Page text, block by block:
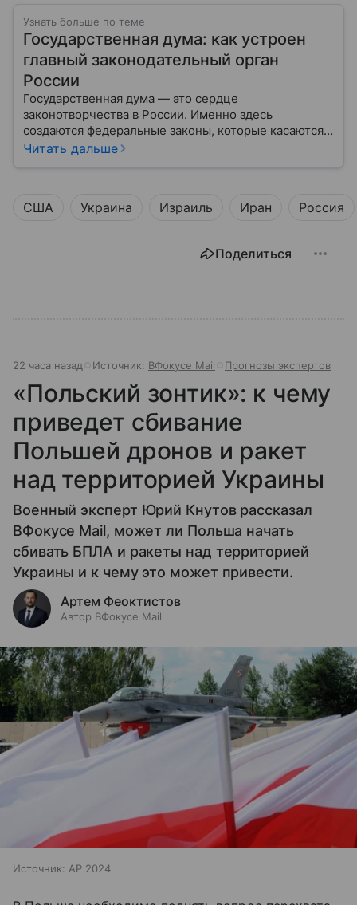
Узнать больше по теме
Государственная дума: как устроен
главный законодательный орган
России
Государственная дума — это сердце
законотворчества в России. Именно здесь
создаются федеральные законы, которые касаются
жизни каждого гражданина: от образования и
Читать дальше
США Украина Израиль Иран Россия
Поделиться
22 часа назад Источник: ВФокусе Mail Прогнозы экспертов
«Польский зонтик»: к чему
приведет сбивание
Польшей дронов и ракет
над территорией Украины
Военный эксперт Юрий Кнутов рассказал
ВФокусе Mail, может ли Польша начать
сбивать БПЛА и ракеты над территорией
Украины и к чему это может привести.
Артем Феоктистов
Автор ВФокусе Mail
Источник: AP 2024